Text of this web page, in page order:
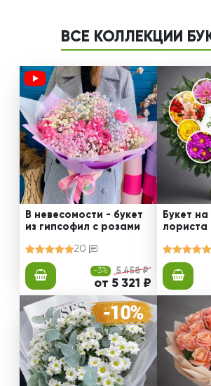
ВСЕ КОЛЛЕКЦИИ
В невесомости - букет
из гипсофил с розами
20
-3% 5 458 ₽
от 5 321 ₽
Букет
лориста